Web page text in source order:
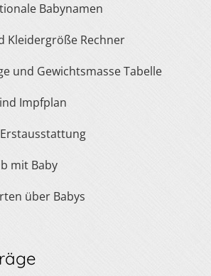
Babynamen
Kleidergröße Rechner
und Gewichtsmasse Tabelle
Impfplan
Erstausstattung
mit Baby
über Babys